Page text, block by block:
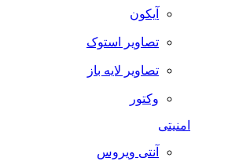
آیکون
تصاویر استوک
تصاویر لایه باز
وکتور
امنیتی
آنتی ویروس